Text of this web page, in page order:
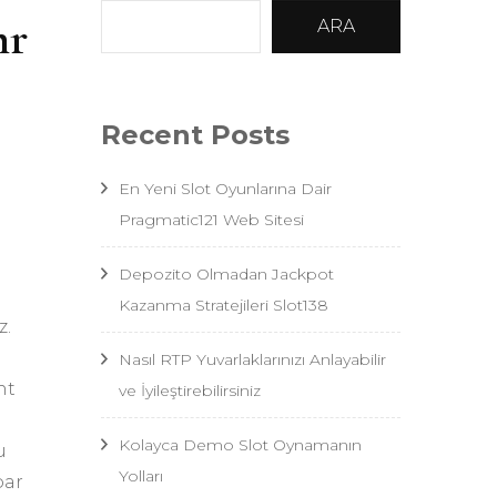
ARA
Recent Posts
En Yeni Slot Oyunlarına Dair
Pragmatic121 Web Sitesi
Depozito Olmadan Jackpot
Kazanma Stratejileri Slot138
Nasıl RTP Yuvarlaklarınızı Anlayabilir
ve İyileştirebilirsiniz
Kolayca Demo Slot Oynamanın
Yolları